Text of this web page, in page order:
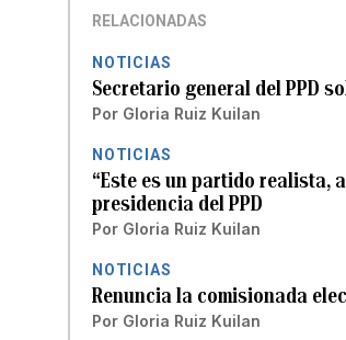
RELACIONADAS
NOTICIAS
Secretario general del PPD
Por Gloria Ruiz Kuilan
NOTICIAS
“Este es un partido realista,
presidencia del PPD
Por Gloria Ruiz Kuilan
NOTICIAS
Renuncia la comisionada
Por Gloria Ruiz Kuilan